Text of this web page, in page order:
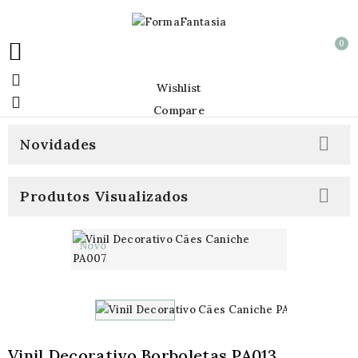
 0
 Wishlist
 Compare
Novidades 
Produtos Visualizados 
Novo